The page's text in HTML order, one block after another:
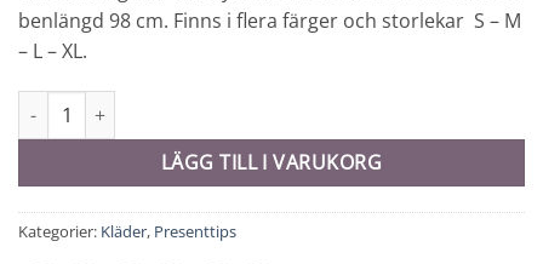
benlängd 98 cm. Finns i flera färger och storlekar S – M
– L – XL.
Pyjamasset # M - 10035 mängd
LÄGG TILL I VARUKORG
Kategorier: Kläder, Presenttips